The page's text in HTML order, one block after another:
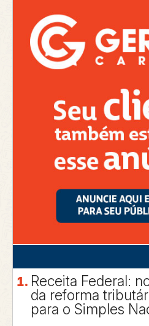
Receita Federal:
da reforma
para o Simples